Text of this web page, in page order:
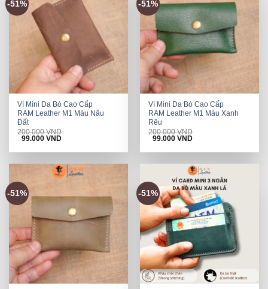
-51%
Ví Mini Da Bò Cao Cấp
RAM Leather M1 Màu Nâu
Đất
200.000VND
Original
was:
99.000VNDCurrent
is:
-51%
Ví Mini Da Bò Cao Cấp
RAM Leather M1 Màu Xanh
Rêu
200.000VND
Original
was:
99.000VNDCurrent
is:
-51% -51%